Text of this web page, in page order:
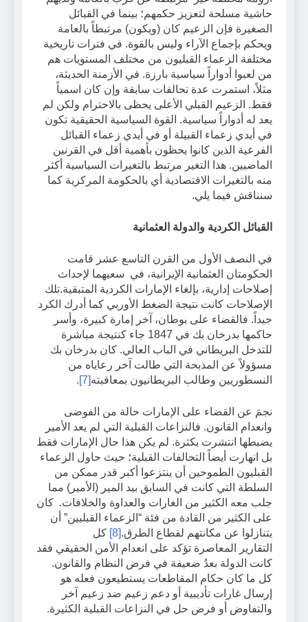
حاشية مسلحة لتعزيز حكمهم؛ بينما في القبائل
الصغيرة فإن الزعيم كان (ويكون) مرتبطاً بالعامة
ويحكم بإجماع الآراء وليس بالقوة. في فترات تاريخية
مختلفة الزعماء القبليون من مختلف المستويات هم
من لعبوا أدواراً سياسية بارزة. في الأزمنة الحديثة،
مثلاً، استمرت عدة تحالفات سابقة وإن كان اسمياً
فقط. الزعيم القبلي الأعلى يحظى بالاحترام ولكن لم
يعد له أدواراً سياسية. القوة السياسية الحقيقية تكون
في أيدي زعماء القبيلة أو في أيدي زعماء القبائل
الفرعية الذين كانوا يحظون بأهمية أقل في القرنين
الماضيين. هذا التغير مرتبط بالتغيرات السياسية أكثر
منه بالتغيرات الاقتصادية أي بالحكومة المركزية كما
سنناقش فيما يلي.
القبائل الكردية والدولة العثمانية
في النصف الأول من القرن التاسع عشر قامت
الحكومتان العثمانية الإيرانية، في سعيهما لإحداث
إصلاحات إدارية، بإلغاء الإمارات الكردية المتبقية.تلك
الإصلاحات كانت نتيجة الضغط الأوربي كما أدرك الكرد
جيداً. فالقضاء على بوطان، آخر إمارة كبيرة، وأسر
حاكمها بدرخان بك في 1847 جاء كنتيجة مباشرة
للتدخل البريطاني في الباب العالي. كان بدرخان بك
مسؤولاً عن المذبحة التي طالت آخر رعاياه من
النسطوريين وطالب البريطانيون بمعاقبته[7]
.
نجمَ عن القضاء على الإمارات حالة من الفوضى
وانعدام القانون. فالنزاعات القبلية التي لم يعد الأمير
يضبطها انتشرت بكثرة. لم يكن هذا حال الإمارات فقط
بل انهارت أيضاً التحالفات القبلية؛ حيث حاول الزعماء
القبليون الطموحين أن ينتزعوا أكبر قدر ممكن من
السلطة التي كانت في السابق بيد المير (الأمير) مما
جلب معه الكثير من الغارات والعداوة والخلافات. كان
على الكثير من القادة من فئة “الزعماء القبليين” أن
يتنازلوا عن مكانتهم لقطاع الطرق.[8]
كل
التقارير المعاصرة تؤكد على انعدام الأمن الحقيقي فقد
كانت الدولة بعدُ ضعيفة في فرض النظام والقانون.
كل ما كان حكام المقاطعات يستطيعون فعله هو
إرسال غارات تأديبية أو دعم زعيم ضد زعيم آخر
والتفاوض أو فرض حل في النزاعات القبلية الكثيرة.